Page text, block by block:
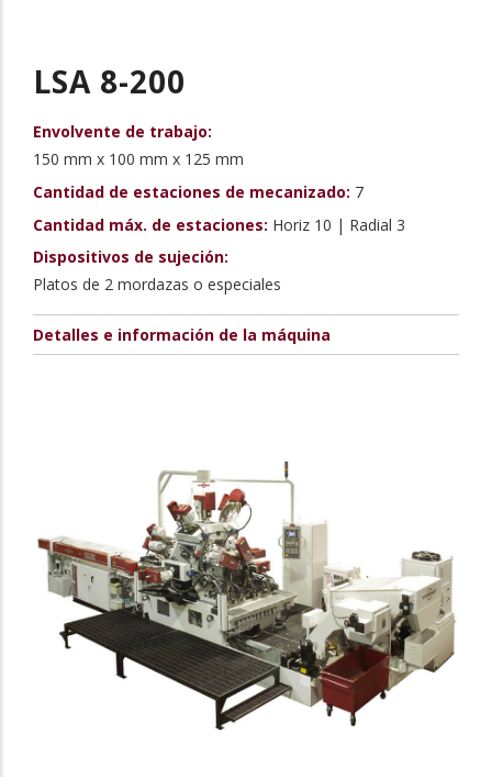
LSA 8-200
Envolvente de trabajo:
150 mm x 100 mm x 125 mm
Cantidad de estaciones de mecanizado: 7
Cantidad máx. de estaciones: Horiz 10 | Radial 3
Dispositivos de sujeción:
Platos de 2 mordazas o especiales
Detalles e información de la máquina